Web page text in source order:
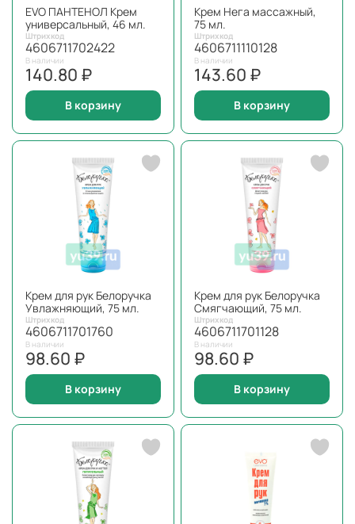
EVO ПАНТЕНОЛ Крем
универсальный, 46 мл.
Штрихкод
4606711702422
В наличии
140.80 ₽
В корзину
Крем Нега массажный,
75 мл.
Штрихкод
4606711110128
В наличии
143.60 ₽
В корзину
Крем для рук Белоручка
Увлажняющий, 75 мл.
Штрихкод
4606711701760
В наличии
98.60 ₽
В корзину
Крем для рук Белоручка
Смягчающий, 75 мл.
Штрихкод
4606711701128
В наличии
98.60 ₽
В корзину